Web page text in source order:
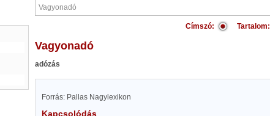
Címszó: Tartalom:
Vagyonadó
adózás
Forrás: Pallas Nagylexikon
Kapcsolódás